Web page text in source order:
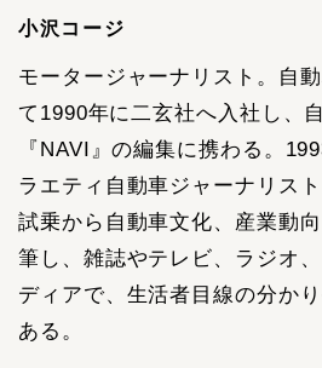
小沢コージ
モータージャーナリスト。自
て1990年に二玄社へ入社し、
『NAVI』の編集に携わる。
ラエティ自動車ジャーナリス
試乗から自動車文化、産業動
筆し、雑誌やテレビ、ラジオ
ディアで、生活者目線の分か
ある。